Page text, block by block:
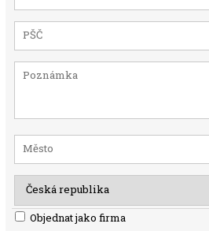
Objednat jako firma